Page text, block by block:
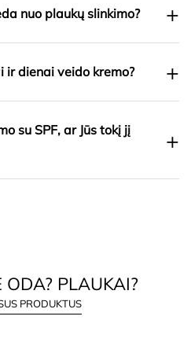
nuo plaukų slinkimo? +
ir dienai veido kremo? +
su SPF, ar Jūs tokį jį
+
ODA? PLAUKAI?
PRODUKTUS